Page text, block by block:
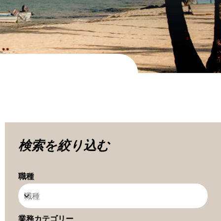
検索を絞り込む
職種
職種
業務カテゴリー